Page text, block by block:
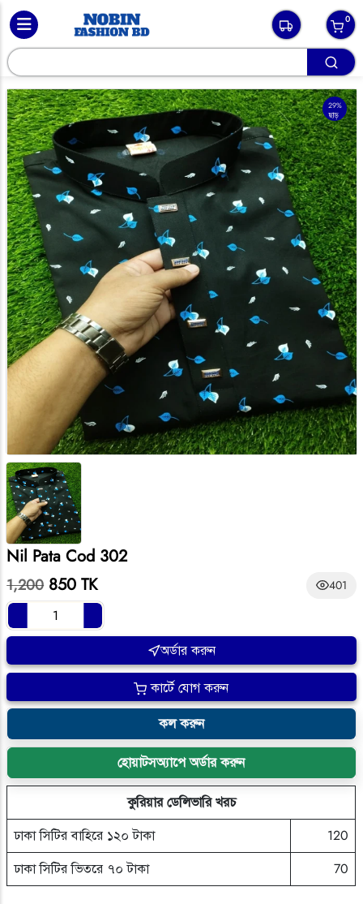
0
29%
ছাড়
Nil Pata Cod 302
1,200850 TK 401
অর্ডার করুন
কার্টে যোগ করুন
কল করুন
হোয়াটসঅ্যাপে অর্ডার করুন
কুরিয়ার ডেলিভারি খরচ
ঢাকা সিটির বাহিরে ১২০ টাকা
120
ঢাকা সিটির ভিতরে ৭০ টাকা
70